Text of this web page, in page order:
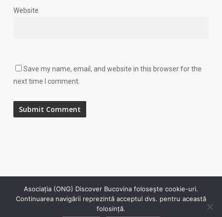
Website
Save my name, email, and website in this browser for the
next time I comment.
© 2026 Discover Bucovina. Toate drepturile sunt rezervate.
Asociația (ONG) Discover Bucovina folosește cookie-uri.
Continuarea navigării reprezintă acceptul dvs. pentru această
folosință.